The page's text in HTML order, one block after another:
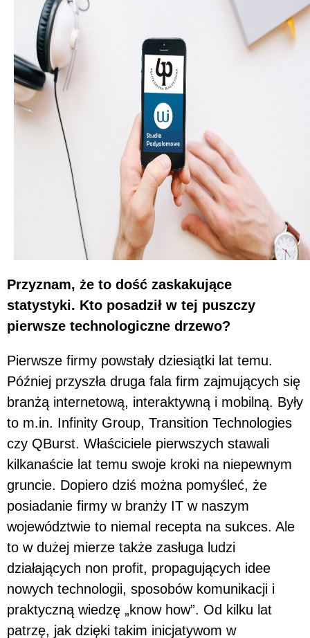
Przyznam, że to dość zaskakujące
statystyki. Kto posadził w tej puszczy
pierwsze technologiczne drzewo?
Pierwsze firmy powstały dziesiątki lat temu.
Później przyszła druga fala firm zajmujących się
branżą internetową, interaktywną i mobilną. Były
to m.in. Infinity Group, Transition Technologies
czy QBurst. Właściciele pierwszych stawali
kilkanaście lat temu swoje kroki na niepewnym
gruncie. Dopiero dziś można pomyśleć, że
posiadanie firmy w branży IT w naszym
województwie to niemal recepta na sukces. Ale
to w dużej mierze także zasługa ludzi
działających non profit, propagujących idee
nowych technologii, sposobów komunikacji i
praktyczną wiedzę „know how”. Od kilku lat
patrzę, jak dzięki takim inicjatywom w